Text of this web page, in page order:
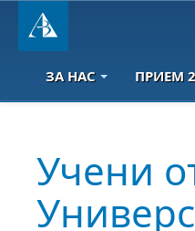
ЗА НАС ПРИЕМ
Учени